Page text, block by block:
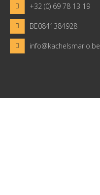
+32 (0) 69 78 13 19
BE0841384928
info@kachelsmario.be